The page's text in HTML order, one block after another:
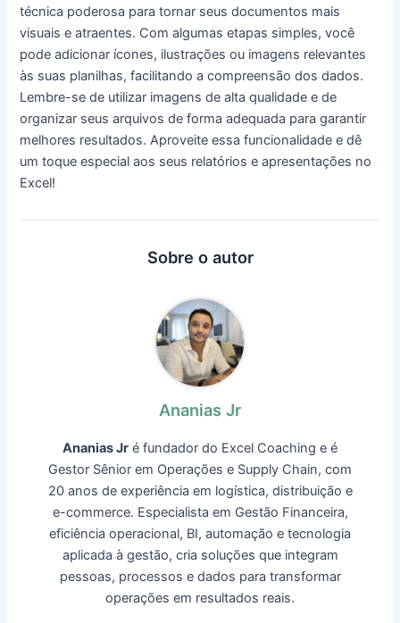
técnica poderosa para tornar seus documentos mais
visuais e atraentes. Com algumas etapas simples, você
pode adicionar ícones, ilustrações ou imagens relevantes
às suas planilhas, facilitando a compreensão dos dados.
Lembre-se de utilizar imagens de alta qualidade e de
organizar seus arquivos de forma adequada para garantir
melhores resultados. Aproveite essa funcionalidade e dê
um toque especial aos seus relatórios e apresentações no
Excel!
Sobre o autor
Ananias Jr
Ananias Jr é fundador do Excel Coaching e é
Gestor Sênior em Operações e Supply Chain, com
20 anos de experiência em logística, distribuição e
e-commerce. Especialista em Gestão Financeira,
eficiência operacional, BI, automação e tecnologia
aplicada à gestão, cria soluções que integram
pessoas, processos e dados para transformar
operações em resultados reais.